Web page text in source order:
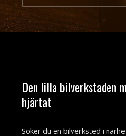
Den lilla bilverkstaden
hjärtat
Söker du en bilverksted i